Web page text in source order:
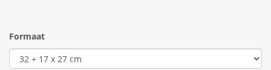
Formaat